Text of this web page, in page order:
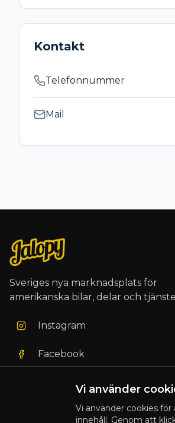
Vi använder
Vi använder cookies
innehåll. Genom att
Kontakt
Telefonnummer
Mail
Sveriges nya marknadsplats för
amerikanska bilar, delar och
Instagram
Facebook
© 2025 Jalopy. Alla rättigheter